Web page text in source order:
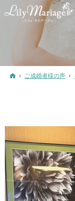
ホーム
ご成婚者様の声